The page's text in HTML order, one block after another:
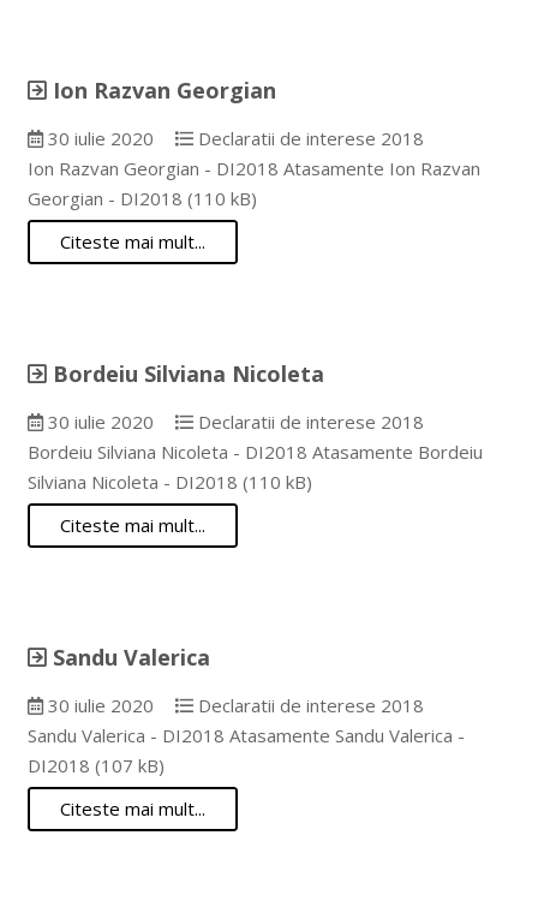
Ion Razvan Georgian
30 iulie 2020
Declaratii de interese 2018
Ion Razvan Georgian - DI2018 Atasamente Ion Razvan
Georgian - DI2018 (110 kB)
Citeste mai mult...
Bordeiu Silviana Nicoleta
30 iulie 2020
Declaratii de interese 2018
Bordeiu Silviana Nicoleta - DI2018 Atasamente Bordeiu
Silviana Nicoleta - DI2018 (110 kB)
Citeste mai mult...
Sandu Valerica
30 iulie 2020
Declaratii de interese 2018
Sandu Valerica - DI2018 Atasamente Sandu Valerica -
DI2018 (107 kB)
Citeste mai mult...